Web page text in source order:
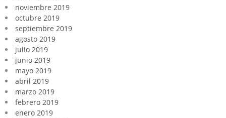
noviembre 2019
octubre 2019
septiembre 2019
agosto 2019
julio 2019
junio 2019
mayo 2019
abril 2019
marzo 2019
febrero 2019
enero 2019